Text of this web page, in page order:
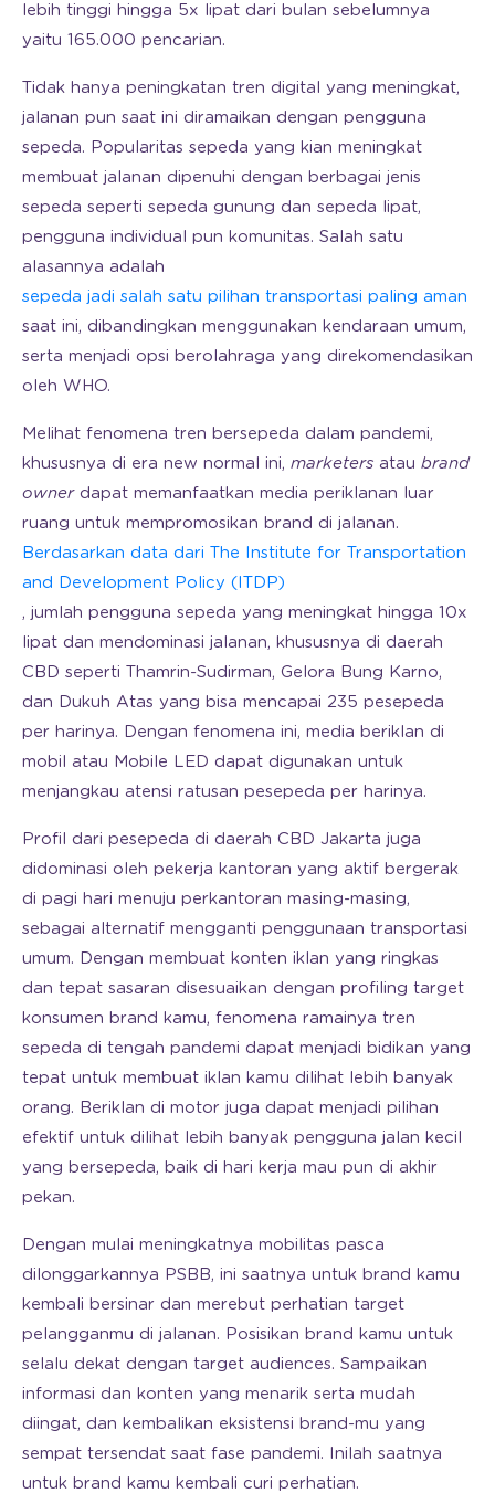
lebih tinggi hingga 5x lipat dari bulan sebelumnya
yaitu 165.000 pencarian.
Tidak hanya peningkatan tren digital yang meningkat,
jalanan pun saat ini diramaikan dengan pengguna
sepeda. Popularitas sepeda yang kian meningkat
membuat jalanan dipenuhi dengan berbagai jenis
sepeda seperti sepeda gunung dan sepeda lipat,
pengguna individual pun komunitas. Salah satu
alasannya adalah
sepeda jadi salah satu pilihan transportasi paling aman
saat ini, dibandingkan menggunakan kendaraan umum,
serta menjadi opsi berolahraga yang direkomendasikan
oleh WHO.
Melihat fenomena tren bersepeda dalam pandemi,
khususnya di era new normal ini, marketers atau brand
ownerdapat memanfaatkan media periklanan luar
ruang untuk mempromosikan brand di jalanan.
Berdasarkan data dari The Institute for Transportation
and Development Policy (ITDP)
, jumlah pengguna sepeda yang meningkat hingga 10x
lipat dan mendominasi jalanan, khususnya di daerah
CBD seperti Thamrin-Sudirman, Gelora Bung Karno,
dan Dukuh Atas yang bisa mencapai 235 pesepeda
per harinya. Dengan fenomena ini, media beriklan di
mobil atau Mobile LED dapat digunakan untuk
menjangkau atensi ratusan pesepeda per harinya.
Profil dari pesepeda di daerah CBD Jakarta juga
didominasi oleh pekerja kantoran yang aktif bergerak
di pagi hari menuju perkantoran masing-masing,
sebagai alternatif mengganti penggunaan transportasi
umum. Dengan membuat konten iklan yang ringkas
dan tepat sasaran disesuaikan dengan profiling target
konsumen brand kamu, fenomena ramainya tren
sepeda di tengah pandemi dapat menjadi bidikan yang
tepat untuk membuat iklan kamu dilihat lebih banyak
orang. Beriklan di motor juga dapat menjadi pilihan
efektif untuk dilihat lebih banyak pengguna jalan kecil
yang bersepeda, baik di hari kerja mau pun di akhir
pekan.
Dengan mulai meningkatnya mobilitas pasca
dilonggarkannya PSBB, ini saatnya untuk brand kamu
kembali bersinar dan merebut perhatian target
pelangganmu di jalanan. Posisikan brand kamu untuk
selalu dekat dengan target audiences. Sampaikan
informasi dan konten yang menarik serta mudah
diingat, dan kembalikan eksistensi brand-mu yang
sempat tersendat saat fase pandemi. Inilah saatnya
untuk brand kamu kembali curi perhatian.